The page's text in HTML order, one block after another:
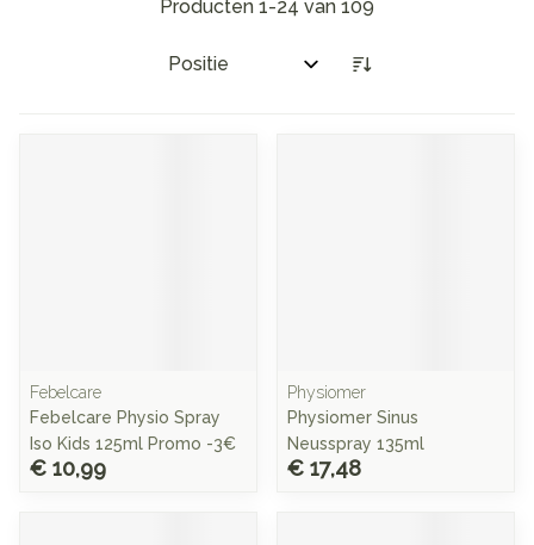
Producten 1-24 van 109
Sorteer op:
Febelcare
Febelcare Physio Spray
Iso Kids 125ml Promo -3€
€ 10,99
Physiomer
Physiomer Sinus
Neusspray 135ml
€ 17,48